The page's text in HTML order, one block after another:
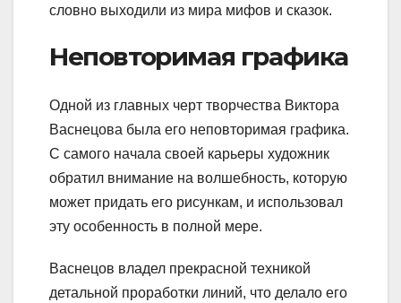
словно выходили из мира мифов и сказок.
Неповторимая графика
Одной из главных черт творчества Виктора
Васнецова была его неповторимая графика.
С самого начала своей карьеры художник
обратил внимание на волшебность, которую
может придать его рисункам, и использовал
эту особенность в полной мере.
Васнецов владел прекрасной техникой
детальной проработки линий, что делало его